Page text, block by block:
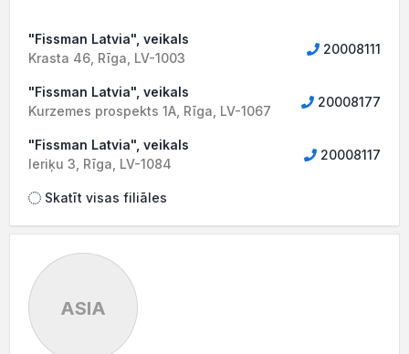
"Fissman Latvia", veikals
Krasta 46, Rīga, LV-1003
20008111
"Fissman Latvia", veikals
Kurzemes prospekts 1A, Rīga, LV-1067
20008177
"Fissman Latvia", veikals
Ieriķu 3, Rīga, LV-1084
20008117
Skatīt visas filiāles
ASIA